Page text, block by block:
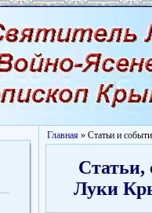
Главная » Статьи и
Статьи,
Луки